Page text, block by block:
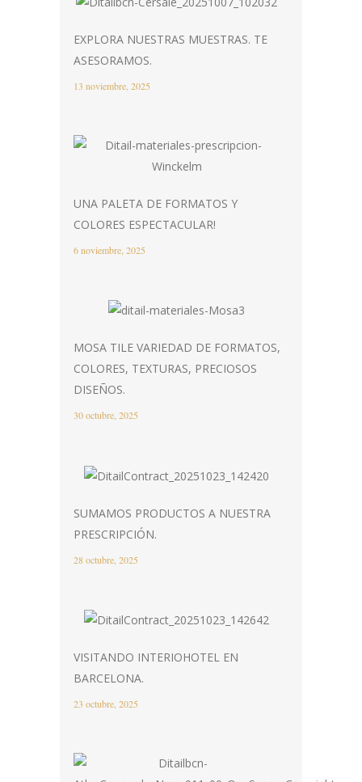
EXPLORA NUESTRAS MUESTRAS. TE
ASESORAMOS.
13 noviembre, 2025
UNA PALETA DE FORMATOS Y
COLORES ESPECTACULAR!
6 noviembre, 2025
MOSA TILE VARIEDAD DE FORMATOS,
COLORES, TEXTURAS, PRECIOSOS
DISEÑOS.
30 octubre, 2025
SUMAMOS PRODUCTOS A NUESTRA
PRESCRIPCIÓN.
28 octubre, 2025
VISITANDO INTERIOHOTEL EN
BARCELONA.
23 octubre, 2025